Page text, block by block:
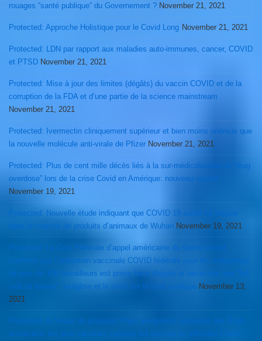
rouages “santé publique” du Governement ? November 21, 2021
Protected: Approche Holistique pour le Covid Long November 21, 2021
Protected: LDN par rapport aux maladies auto-immunes, cancer, COVID
et PTSD November 21, 2021
Protected: Mise à jour des limites (dégâts) du vaccin COVID et de la
corruption de la FDA et d’une partie de la science mainstream
November 21, 2021
Protected: Ivermectin cliniquement supérieur et bien moins onéreux que
la nouvelle molécule anti-virale de Pfizer November 21, 2021
Protected: Plus de cent mille décès liés à la sur-médicalisation et “drug
overdose” lors de la crise Covid en Amérique: nouveau record
November 19, 2021
Protected: Nouvelle étude indiquant que COVID 19 aurait sa source
dans le marché de produits d’animaux de Wuhan November 19, 2021
Protected: La Cour Fédérale d’appel américaine du 5ieme circuit
confirme que l’obligation vaccinale COVID fédérale pour les entreprises
de plus de 100 travailleurs est prima facie illégale et nécessite une “full
judicial review”: exégèse et le point sur le front juridique
November 13,
2021
Protected: A l’instar de plusieurs Pays européens, plusieurs des Etats
américains les plus vaccinés cassent les records en infection Covid-